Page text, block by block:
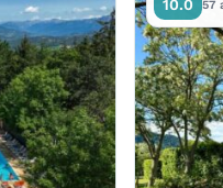
10.0 57